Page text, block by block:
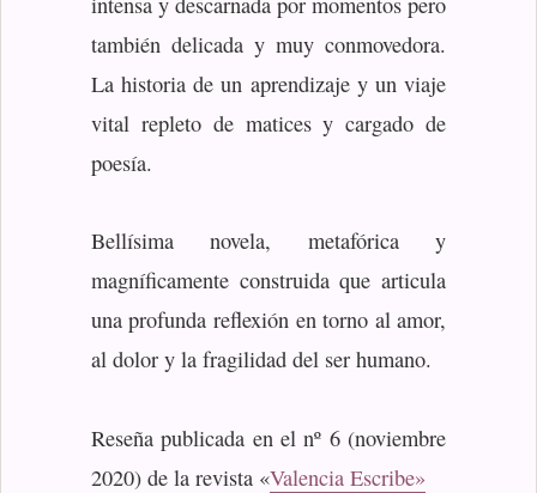
también delicada y muy conmovedora.
La historia de un aprendizaje y un viaje
vital repleto de matices y cargado de
poesía.
Bellísima novela, metafórica y
magníficamente construida que articula
una profunda reflexión en torno al amor,
al dolor y la fragilidad del ser humano.
Reseña publicada en el nº 6 (noviembre
2020) de la revista «Valencia Escribe»